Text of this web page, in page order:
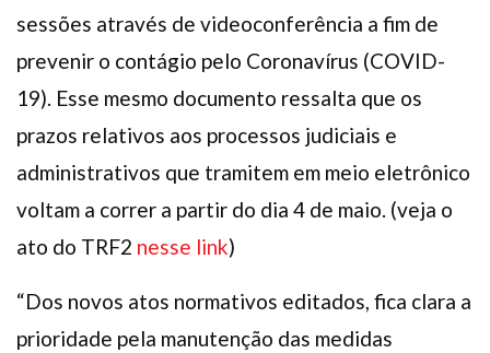
sessões através de videoconferência a fim de
prevenir o contágio pelo Coronavírus (COVID-
19). Esse mesmo documento ressalta que os
prazos relativos aos processos judiciais e
administrativos que tramitem em meio eletrônico
voltam a correr a partir do dia 4 de maio. (veja o
ato do TRF2 nesse link)
“Dos novos atos normativos editados, fica clara a
prioridade pela manutenção das medidas